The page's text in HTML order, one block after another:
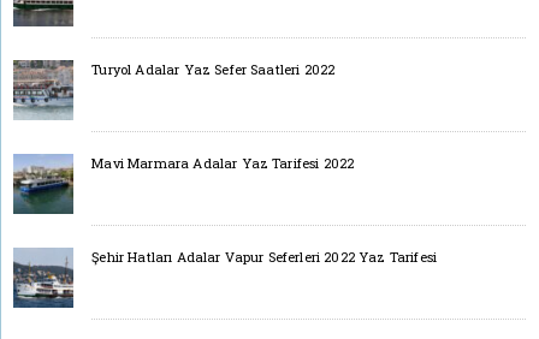
Turyol Adalar Yaz Sefer Saatleri 2022
Mavi Marmara Adalar Yaz Tarifesi 2022
Şehir Hatları Adalar Vapur Seferleri 2022 Yaz Tarifesi